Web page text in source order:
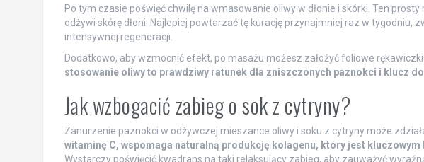
Po tym czasie poświęć chwilę na wmasowanie oliwy w dłonie i skórki. Ten
odżywi skórę dłoni. Najlepiej powtarzać tę kurację przynajmniej raz w tygodniu,
intensywnej regeneracji.
Dodatkowo, aby wzmocnić efekt, po masażu możesz założyć foliowe rękawiczki
stosowanie oliwy to prawdziwy ratunek dla zniszczonych paznokci i klucz
Jak wzbogacić zabieg o sok z cytryny?
Zanurzenie paznokci w odżywczej mieszance oliwy i soku z cytryny może
witaminę C, wspomaga naturalną produkcję kolagenu, który jest
Wystarczy poświęcić kwadrans na taki relaksujący zabieg, aby zauważyć